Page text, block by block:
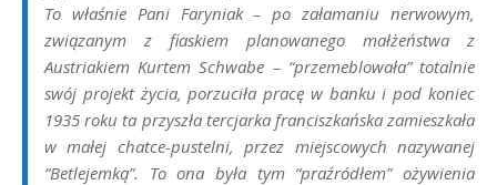
To właśnie Pani Faryniak – po załamaniu nerwowym,
związanym z fiaskiem planowanego małżeństwa z
Austriakiem Kurtem Schwabe – “przemeblowała” totalnie
swój projekt życia, porzuciła pracę w banku i pod koniec
1935 roku ta przyszła tercjarka franciszkańska zamieszkała
w małej chatce-pustelni, przez miejscowych nazywanej
“Betlejemką”. To ona była tym “praźródłem” ożywienia